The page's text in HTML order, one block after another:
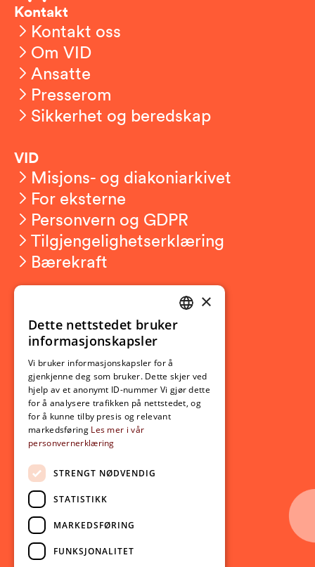
Kontakt
Kontakt oss
Om VID
Ansatte
Presserom
Sikkerhet og beredskap
VID
Misjons- og diakoniarkivet
For eksterne
Personvern og GDPR
Tilgjengelighetserklæring
Bærekraft
Ny student
Utveksling
Opptak
Lov- og regelverk
Aktuelt
Nyheter
Arrangementer
Nyhetsbrev
Ledige stillinger
Følg oss på sosiale medier:
Facebook
NORWEGIAN
×
Dette nettstedet bruker
informasjonskapsler
Vi bruker informasjonskapsler for å
gjenkjenne deg som bruker. Dette skjer ved
hjelp av et anonymt ID-nummer Vi gjør dette
for å analysere trafikken på nettstedet, og
for å kunne tilby presis og relevant
markedsføring Les mer i vår
personvernerklæring
STRENGT NØDVENDIG
STATISTIKK
MARKEDSFØRING
FUNKSJONALITET